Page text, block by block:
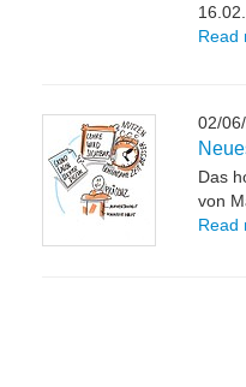
Read
02/
Das
von
Read